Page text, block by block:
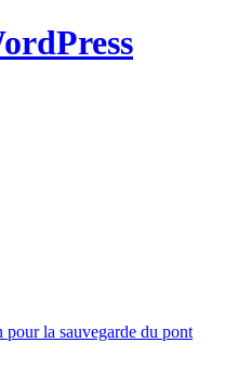
la sauvegarde du pont